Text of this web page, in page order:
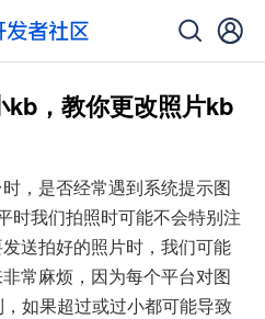
kb，教你更改照片kb
，是否经常遇到系统提示图
时我们拍照时可能不会特别注
送拍好的照片时，我们可能
常麻烦，因为每个平台对图
如果超过或过小都可能导致